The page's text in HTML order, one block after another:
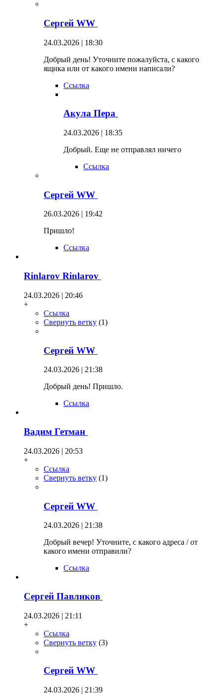
Сергей WW
24.03.2026 | 18:30
Добрый день! Уточните пожалуйста, с какого
ящика или от какого имени написали?
Ссылка
Акула Пера
24.03.2026 | 18:35
Добрый. Еще не отправлял ничего
Ссылка
Сергей WW
26.03.2026 | 19:42
Пришло!
Ссылка
Rinlarov Rinlarov
24.03.2026 | 20:46
+
Ссылка
Свернуть ветку (1)
Сергей WW
24.03.2026 | 21:38
Добрый день! Пришло.
Ссылка
Вадим Гетман
24.03.2026 | 20:53
+
Ссылка
Свернуть ветку (1)
Сергей WW
24.03.2026 | 21:38
Добрый вечер! Уточните, с какого адреса / от
какого имени отправили?
Ссылка
Сергей Павликов
24.03.2026 | 21:11
+
Ссылка
Свернуть ветку (3)
Сергей WW
24.03.2026 | 21:39